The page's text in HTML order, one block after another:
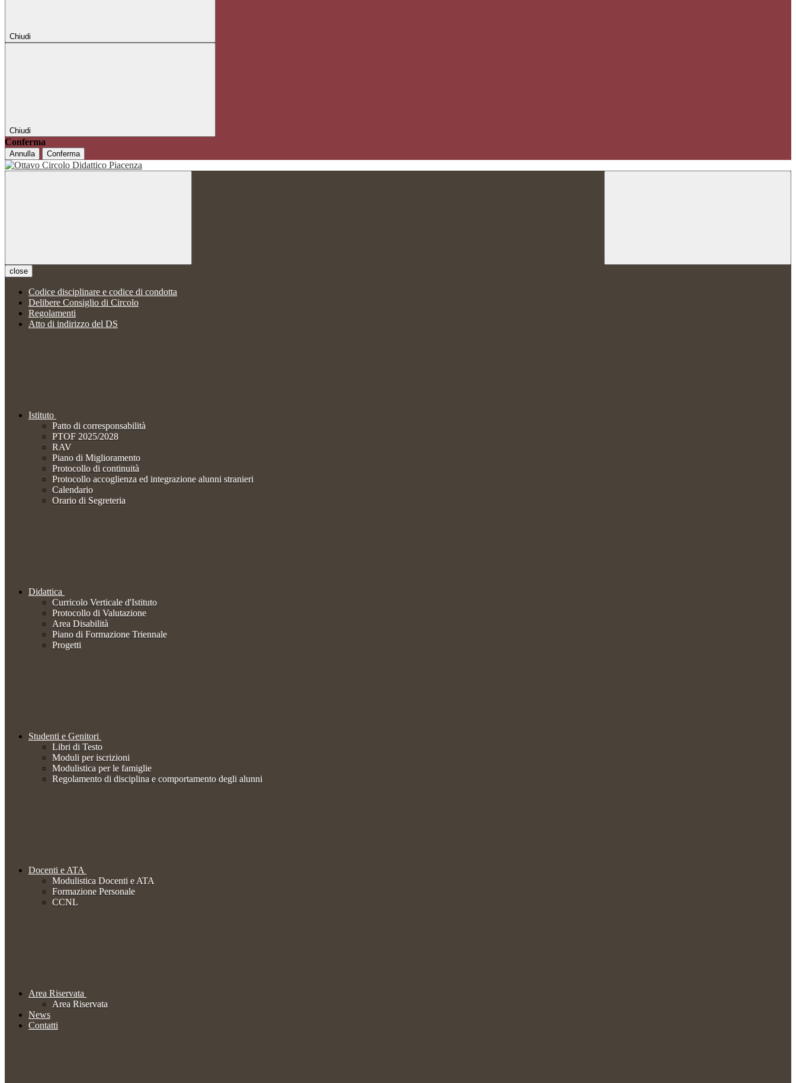
Chiudi
Chiudi
Conferma
Annulla Conferma
close
Codice disciplinare e codice di condotta
Delibere Consiglio di Circolo
Regolamenti
Atto di indirizzo del DS
Istituto
Patto di corresponsabilità
PTOF 2025/2028
RAV
Piano di Miglioramento
Protocollo di continuità
Protocollo accoglienza ed integrazione alunni stranieri
Calendario
Orario di Segreteria
Didattica
Curricolo Verticale d'Istituto
Protocollo di Valutazione
Area Disabilità
Piano di Formazione Triennale
Progetti
Studenti e Genitori
Libri di Testo
Moduli per iscrizioni
Modulistica per le famiglie
Regolamento di disciplina e comportamento degli alunni
Docenti e ATA
Modulistica Docenti e ATA
Formazione Personale
CCNL
Area Riservata
Area Riservata
News
Contatti